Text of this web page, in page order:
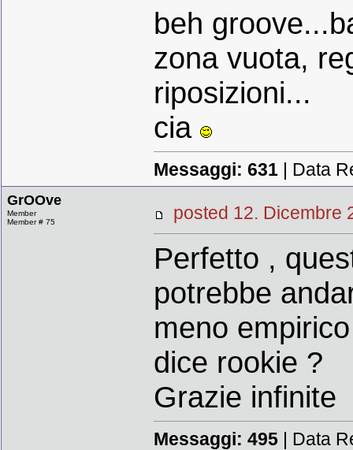
beh
zona vuota,
riposizioni...
cia
Messaggi: 631 | Data
GrOOve
Member
Member # 75
posted 12.
Perfetto ,
potrebbe
meno
dice rookie ?
Grazie infinite
Messaggi: 495 | Data